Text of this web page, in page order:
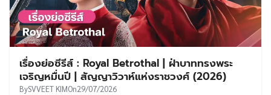
เรื่องย่อซีรีส์ : Royal Betrothal | ฝ่าบาททรงพระ
เจริญหมื่นปี | สัญญาวิวาห์แห่งราชวงศ์ (2026)
BySVVEET KIMOn29/07/2026